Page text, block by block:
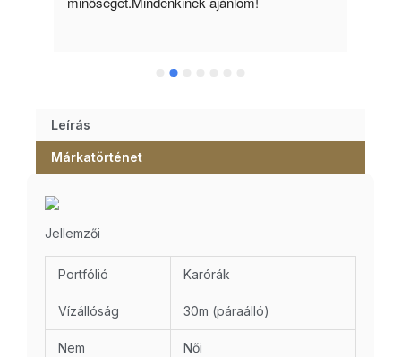
Leírás
Márkatörténet
Jellemzői
Portfólió Karórák
Vízállóság 30m (páraálló)
Nem Női